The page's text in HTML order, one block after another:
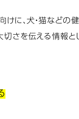
けに、犬・猫など
さを伝える情報と